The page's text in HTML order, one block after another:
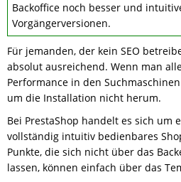
Backoffice noch besser und
Vorgängerversionen.
Für jemanden, der kein SEO
absolut ausreichend. Wenn man
Performance in den
um die Installation nicht herum.
Bei PrestaShop handelt es sich um
vollständig intuitiv bedienbares
Punkte, die sich nicht über das
lassen, können einfach über das